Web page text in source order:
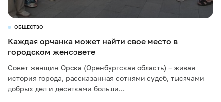
ОБЩЕСТВО
Каждая орчанка может найти свое место в
городском женсовете
Совет женщин Орска (Оренбургская область) – живая
история города, рассказанная сотнями судеб, тысячами
добрых дел и десятками больши...